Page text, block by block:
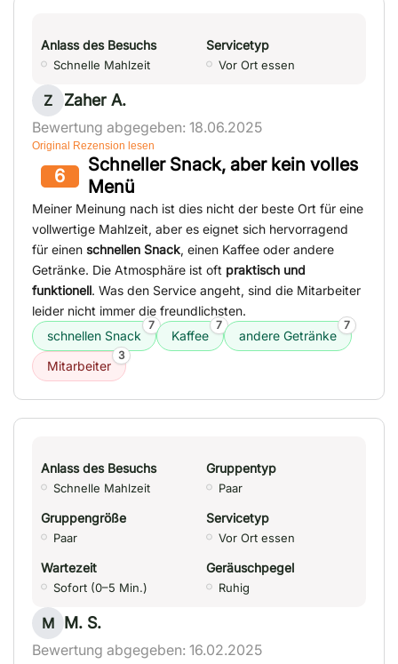
Anlass des Besuchs
Schnelle Mahlzeit
Servicetyp
Vor Ort essen
Z Zaher A.
Bewertung abgegeben: 18.06.2025
Original Rezension lesen
6
Schneller Snack, aber kein volles
Menü
Meiner Meinung nach ist dies nicht der beste Ort für eine
vollwertige Mahlzeit, aber es eignet sich hervorragend
für einen schnellen Snack, einen Kaffee oder andere
Getränke. Die Atmosphäre ist oft praktisch und
funktionell. Was den Service angeht, sind die Mitarbeiter
leider nicht immer die freundlichsten.
schnellen Snack
7
Kaffee
7
andere Getränke
7
Mitarbeiter
3
Anlass des Besuchs
Schnelle Mahlzeit
Gruppentyp
Paar
Gruppengröße
Paar
Servicetyp
Vor Ort essen
Wartezeit
Sofort (0–5 Min.)
Geräuschpegel
Ruhig
M M. S.
Bewertung abgegeben: 16.02.2025